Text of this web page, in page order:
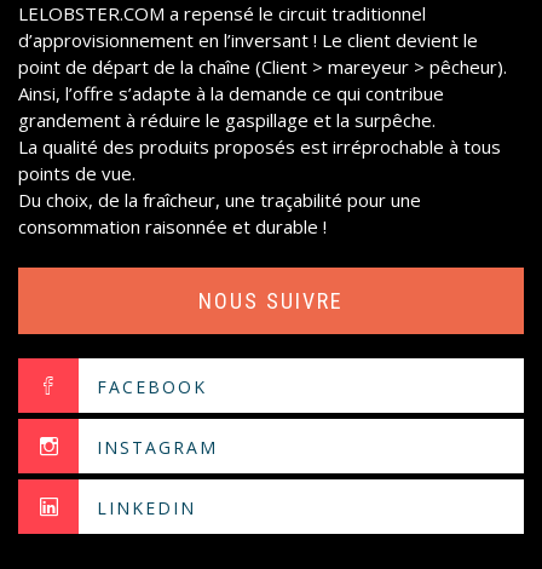
LELOBSTER.COM a repensé le circuit traditionnel
d’approvisionnement en l’inversant ! Le client devient le
point de départ de la chaîne (Client > mareyeur > pêcheur).
Ainsi, l’offre s’adapte à la demande ce qui contribue
grandement à réduire le gaspillage et la surpêche.
La qualité des produits proposés est irréprochable à tous
points de vue.
Du choix, de la fraîcheur, une traçabilité pour une
consommation raisonnée et durable !
NOUS SUIVRE
FACEBOOK
INSTAGRAM
LINKEDIN